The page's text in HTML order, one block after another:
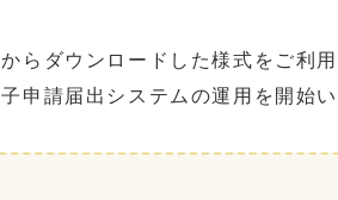
らダウンロードした様式をご利用
申請届出システムの運用を開始い